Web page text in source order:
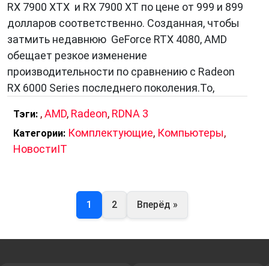
RX 7900 XTX и RX 7900 XT по цене от 999 и 899
долларов соответственно. Созданная, чтобы
затмить недавнюю GeForce RTX 4080, AMD
обещает резкое изменение
производительности по сравнению с Radeon
RX 6000 Series последнего поколения.То,
Тэги: ,AMD, Radeon, RDNA 3
Категории: Комплектующие, Компьютеры,
НовостиIT
1 2 Вперёд »